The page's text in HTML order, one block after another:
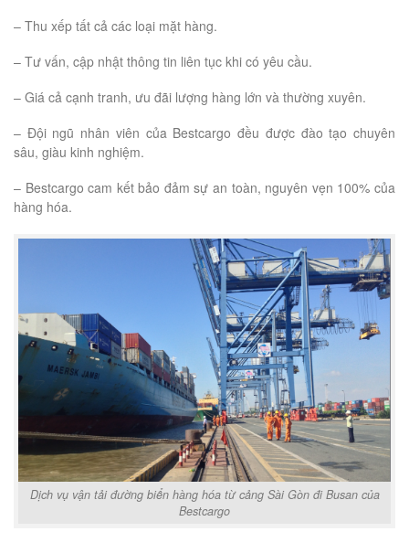
– Thu xếp tất cả các loại mặt hàng.
– Tư vấn, cập nhật thông tin liên tục khi có yêu cầu.
– Giá cả cạnh tranh, ưu đãi lượng hàng lớn và thường xuyên.
– Đội ngũ nhân viên của Bestcargo đều được đào tạo chuyên
sâu, giàu kinh nghiệm.
– Bestcargo cam kết bảo đảm sự an toàn, nguyên vẹn 100% của
hàng hóa.
Dịch vụ vận tải đường biển hàng hóa từ cảng Sài Gòn đi Busan của
Bestcargo